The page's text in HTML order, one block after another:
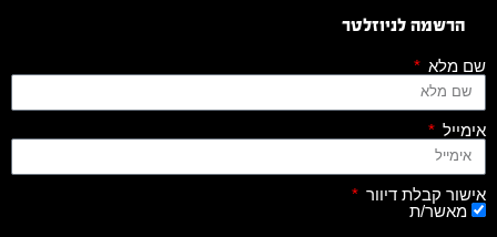
הרשמה לניוזלטר
שם מלא
אימייל
אישור קבלת דיוור
מאשר/ת